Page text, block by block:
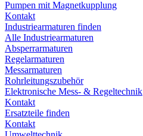
Pumpen mit Magnetkupplung
Kontakt
Industriearmaturen finden
Alle Industriearmaturen
Absperrarmaturen
Regelarmaturen
Messarmaturen
Rohrleitungszubehör
Elektronische Mess- & Regeltechnik
Kontakt
Ersatzteile finden
Kontakt